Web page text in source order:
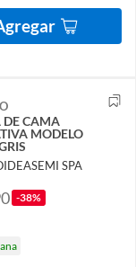
DE CAMA
MODELO
SPA
-38%